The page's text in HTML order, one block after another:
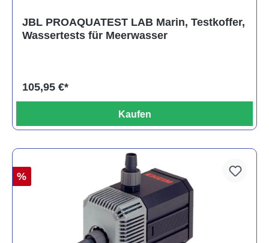
JBL PROAQUATEST LAB Marin, Testkoffer,
Wassertests für Meerwasser
105,95 €*
Kaufen
%